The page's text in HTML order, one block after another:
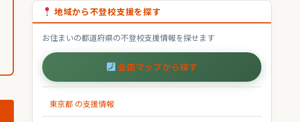
地域から不登校支援を探す
お住まいの都道府県の不登校支援情報を探せます
全国マップから探す
東京都 の支援情報